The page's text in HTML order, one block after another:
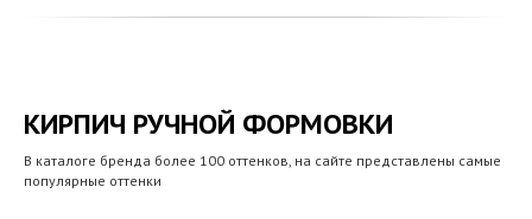
КИРПИЧ РУЧНОЙ ФОРМОВКИ
В каталоге бренда более 100 оттенков, на сайте представлены самые
популярные оттенки